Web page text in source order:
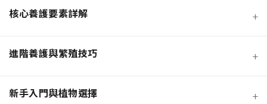
核心養護要素詳解 +
進階養護與繁殖技巧 +
新手入門與植物選擇 +